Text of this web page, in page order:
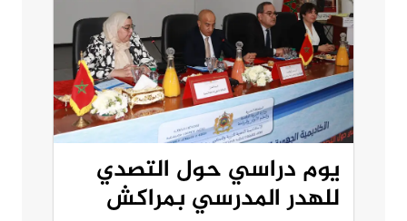
يوم دراسي حول التصدي
للهدر المدرسي بمراكش